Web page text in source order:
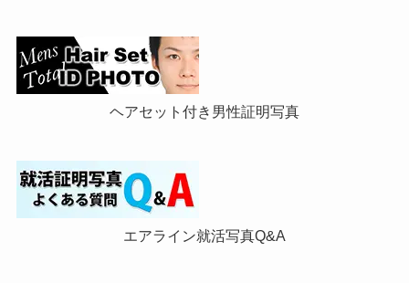
ヘアセット付き男性証明写真
エアライン就活写真Q&A